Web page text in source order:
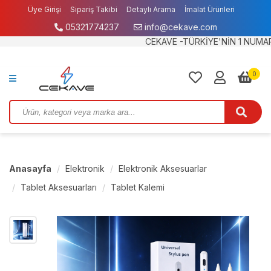
Üye Girişi Sipariş Takibi Detaylı Arama İmalat Ürünleri
Garanti ve İade IBAN BİLGİLERİMİZ
05321774237
info@cekave.com
CEKAVE -TÜRKİYE'NİN 1
0
Anasayfa Elektronik
Elektronik Aksesuarlar
Tablet Aksesuarları
Tablet Kalemi